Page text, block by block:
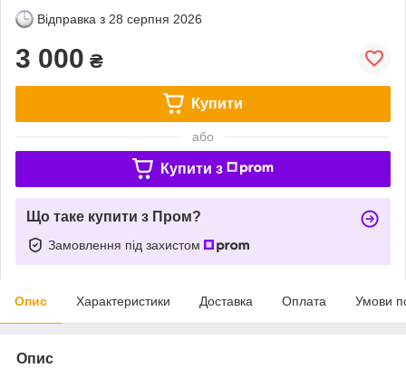
Відправка з 28 серпня 2026
3 000 ₴
Купити
або
Купити з
Що таке купити з Пром?
Замовлення під захистом
Опис Характеристики Доставка Оплата Умови
Опис